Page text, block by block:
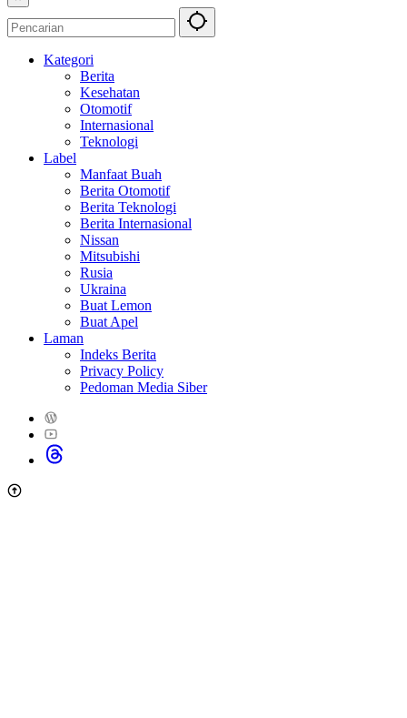
Kategori
Berita
Kesehatan
Otomotif
Internasional
Teknologi
Label
Manfaat Buah
Berita Otomotif
Berita Teknologi
Berita Internasional
Nissan
Mitsubishi
Rusia
Ukraina
Buat Lemon
Buat Apel
Laman
Indeks Berita
Privacy Policy
Pedoman Media Siber